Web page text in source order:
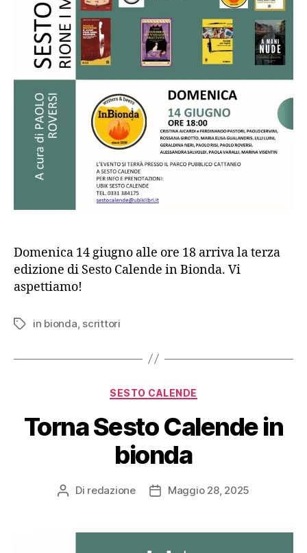
Domenica 14 giugno alle ore 18 arriva la terza
edizione di Sesto Calende in Bionda. Vi
aspettiamo!
Tag in bionda scrittori
Categorie
SESTO CALENDE
Torna Sesto Calende in
bionda
Autore
Di redazione
DataMaggio 28, 2025